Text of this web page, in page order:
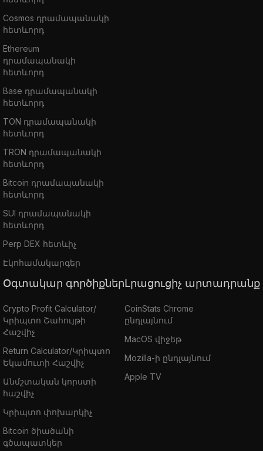
Cosmos դրամապանակի
հետևորդ
Ethereum
դրամապանակի
հետևորդ
Base դրամապանակի
հետևորդ
TON դրամապանակի
հետևորդ
TRON դրամապանակի
հետևորդ
Bitcoin դրամապանակի
հետևորդ
SUI դրամապանակի
հետևորդ
Perp DEX հետևիչ
Էկոհամակարգեր
Օգտակար գործիքներ
Crypto Profit Calculator/
Կրիպտո Շահույթի
Հաշվիչ
Return Calculator/Կրիպտո
Եկամուտի Հաշվիչ
Անմշտական կորստի
հաշվիչ
Կրիպտո փոխարկիչ
Bitcoin ծիածանի
գծապատկեր
Լրացուցիչ արտադրանք
CoinStats Chrome
ընդլայնում
MacOS վիջեթ
Mozilla-ի ընդլայնում
Apple TV